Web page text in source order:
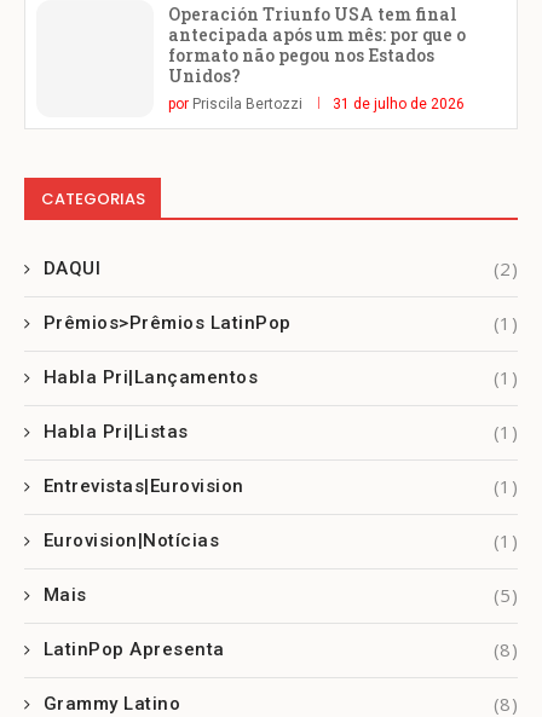
Operación Triunfo USA tem final
antecipada após um mês: por que o
formato não pegou nos Estados
Unidos?
por Priscila Bertozzi 31 de julho de 2026
CATEGORIAS
DAQUI (2)
Prêmios>Prêmios LatinPop (1)
Habla Pri|Lançamentos (1)
Habla Pri|Listas (1)
Entrevistas|Eurovision (1)
Eurovision|Notícias (1)
Mais (5)
LatinPop Apresenta (8)
Grammy Latino (8)